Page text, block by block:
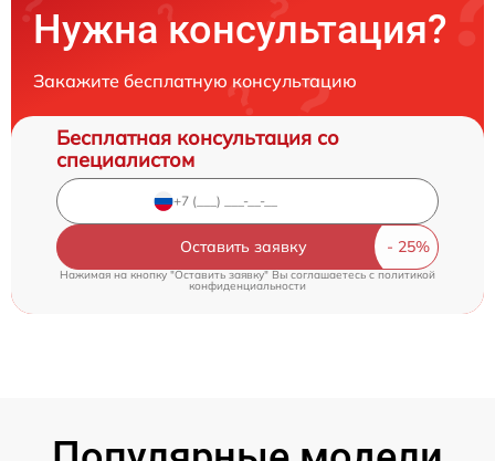
Нужна консультация?
Закажите бесплатную консультацию
Бесплатная консультация со
специалистом
Оставить заявку
Нажимая на кнопку "Оставить заявку" Вы соглашаетесь cполитикой
конфиденциальности